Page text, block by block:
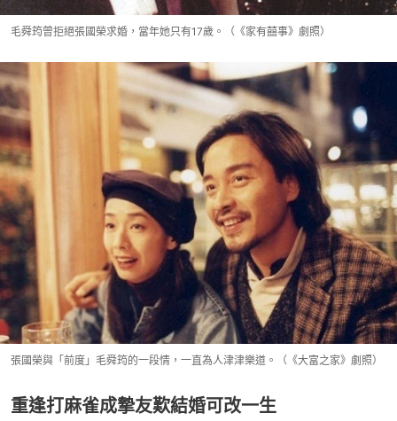
毛舜筠曾拒絕張國榮求婚，當年她只有17歲。（《家有囍事》劇照）
張國榮與「前度」毛舜筠的一段情，一直為人津津樂道。（《大富之家》劇照）
重逢打麻雀成摯友歎結婚可改一生